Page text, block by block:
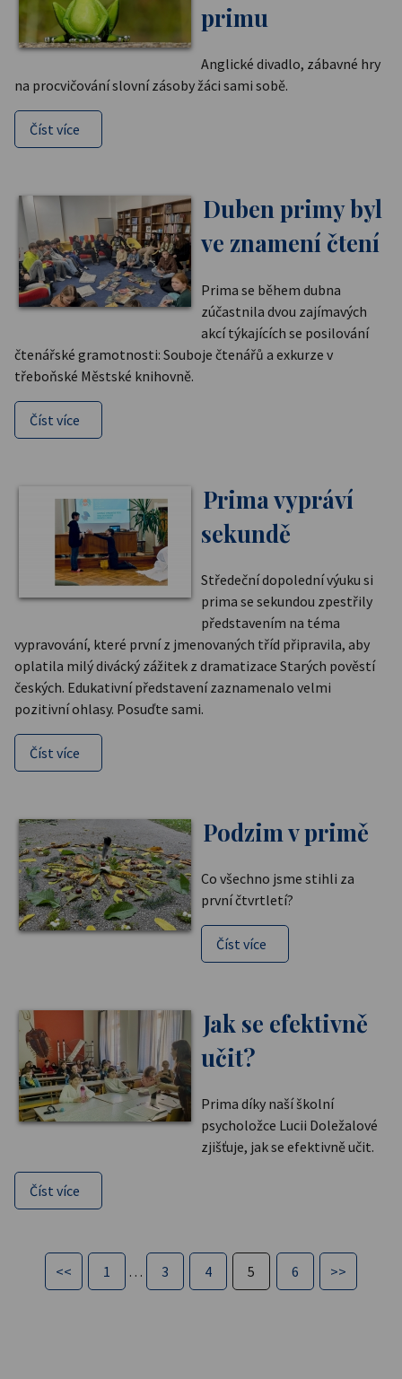
primu
Anglické divadlo, zábavné hry
na procvičování slovní zásoby žáci sami sobě.
Číst více
Duben primy byl
ve znamení čtení
Prima se během dubna
zúčastnila dvou zajímavých
akcí týkajících se posilování
čtenářské gramotnosti: Souboje čtenářů a exkurze v
třeboňské Městské knihovně.
Číst více
Prima vypráví
sekundě
Středeční dopolední výuku si
prima se sekundou zpestřily
představením na téma
vypravování, které první z jmenovaných tříd připravila, aby
oplatila milý divácký zážitek z dramatizace Starých pověstí
českých. Edukativní představení zaznamenalo velmi
pozitivní ohlasy. Posuďte sami.
Číst více
Podzim v primě
Co všechno jsme stihli za
první čtvrtletí?
Číst více
Jak se efektivně
učit?
Prima díky naší školní
psycholožce Lucii Doležalové
zjišťuje, jak se efektivně učit.
Číst více
<< 1 … 3 4 5 6 >>